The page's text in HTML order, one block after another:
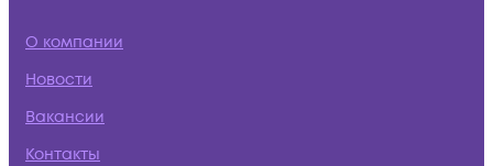
О компании
Новости
Вакансии
Контакты